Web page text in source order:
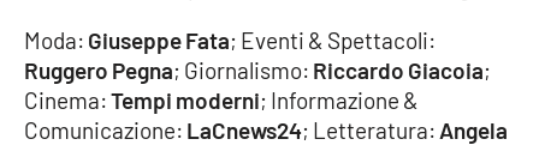
LaC TV
LaC Network
Moda: Giuseppe Fata; Eventi & Spettacoli:
Ruggero Pegna; Giornalismo: Riccardo Giacoia;
Cinema:Tempi moderni; Informazione &
Comunicazione: LaCnews24; Letteratura: Angela